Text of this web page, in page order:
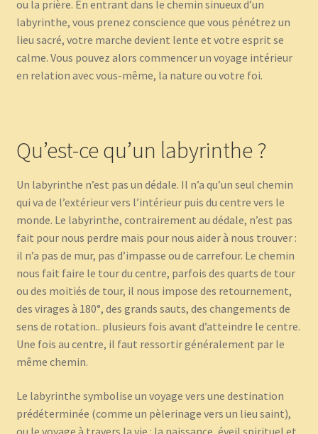
ou la prière. En entrant dans le chemin sinueux d’un
labyrinthe, vous prenez conscience que vous pénétrez un
lieu sacré, votre marche devient lente et votre esprit se
calme. Vous pouvez alors commencer un voyage intérieur
en relation avec vous-même, la nature ou votre foi.
Qu’est-ce qu’un labyrinthe ?
Un labyrinthe n’est pas un dédale. Il n’a qu’un seul chemin
qui va de l’extérieur vers l’intérieur puis du centre vers le
monde. Le labyrinthe, contrairement au dédale, n’est pas
fait pour nous perdre mais pour nous aider à nous trouver :
il n’a pas de mur, pas d’impasse ou de carrefour. Le chemin
nous fait faire le tour du centre, parfois des quarts de tour
ou des moitiés de tour, il nous impose des retournement,
des virages à 180°, des grands sauts, des changements de
sens de rotation.. plusieurs fois avant d’atteindre le centre.
Une fois au centre, il faut ressortir généralement par le
même chemin.
Le labyrinthe symbolise un voyage vers une destination
prédéterminée (comme un pèlerinage vers un lieu saint),
ou le voyage à travers la vie : la naissance, éveil spirituel et